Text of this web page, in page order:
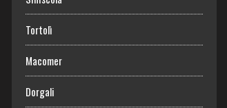
Tortolì
Macomer
Dorgali